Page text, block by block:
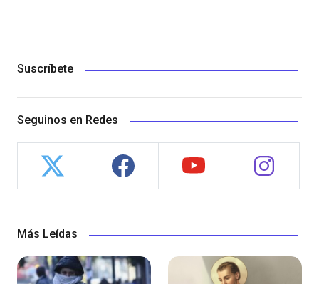
Suscríbete
Seguinos en Redes
Más Leídas